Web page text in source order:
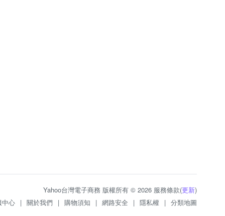
Yahoo台灣電子商務 版權所有 © 2026 服務條款(更新)
中心 | 關於我們 | 購物須知 | 網路安全 | 隱私權 | 分類地圖